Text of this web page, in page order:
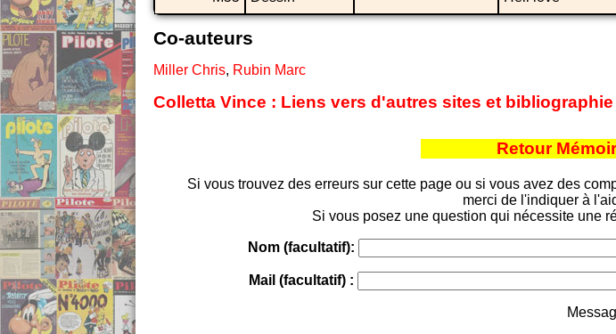
Co-auteurs
Miller Chris, Rubin Marc
Colletta Vince : Liens vers d'autres sites et
Retour
Si vous trouvez des erreurs sur cette page ou si vous avez des
merci de l'indiquer à
Si vous posez une question qui nécessite une
Nom (facultatif):
Mail (facultatif) :